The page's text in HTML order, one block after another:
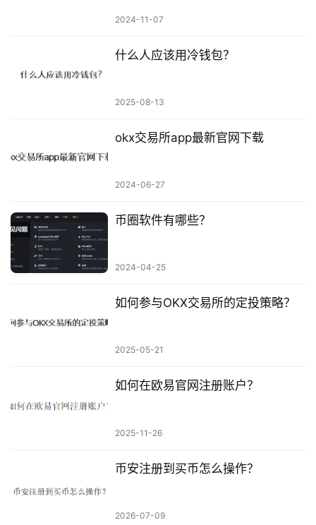
2024-11-07
什么人应该用冷钱包？
2025-08-13
okx交易所app最新官网下载
2024-06-27
币圈软件有哪些？
2024-04-25
如何参与OKX交易所的定投策略？
2025-05-21
如何在欧易官网注册账户？
2025-11-26
币安注册到买币怎么操作？
2026-07-09